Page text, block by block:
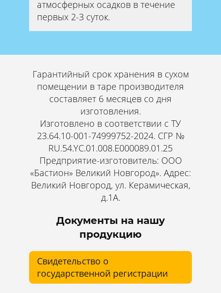
атмосферных осадков в течение
первых 2-3 суток.
Гарантийный срок хранения в сухом
помещении в таре производителя
составляет 6 месяцев со дня
изготовления.
Изготовлено в соответствии с ТУ
23.64.10-001-74999752-2024. СГР №
RU.54.YC.01.008.Е000089.01.25
Предприятие-изготовитель: ООО
«Бастион» Великий Новгород». Адрес:
Великий Новгород, ул. Керамическая,
д.1А.
Документы на нашу
продукцию
Свидетельство о
государственной регистрации